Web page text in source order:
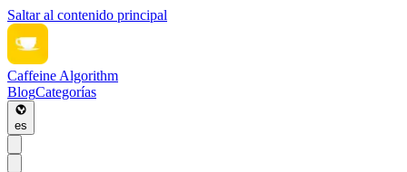
Saltar al contenido principal
Caffeine Algorithm
BlogCategorías
es